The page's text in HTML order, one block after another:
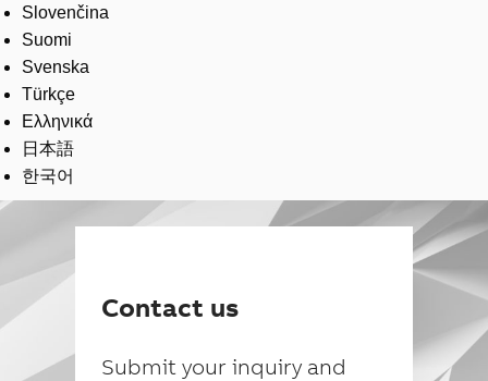
Slovenčina
Suomi
Svenska
Türkçe
Ελληνικά
日本語
한국어
Contact us
Submit your inquiry and